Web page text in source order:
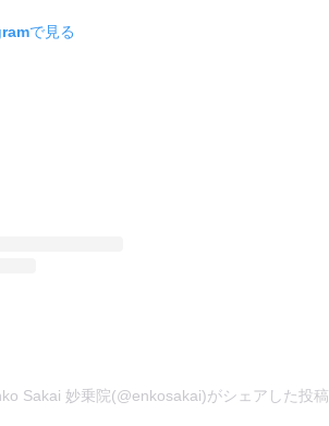
で見る
Sakai 妙乗院(@enkosakai)がシェアした投稿